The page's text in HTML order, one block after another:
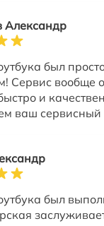
Александр
был
Сервис вообще
и
ваш сервисный
был